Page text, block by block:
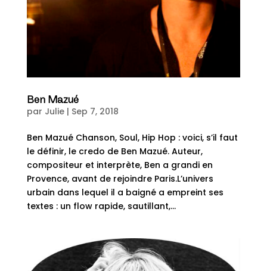
Ben Mazué
par Julie| Sep 7, 2018
Ben Mazué Chanson, Soul, Hip Hop : voici, s’il faut
le définir, le credo de Ben Mazué. Auteur,
compositeur et interprète, Ben a grandi en
Provence, avant de rejoindre Paris.L’univers
urbain dans lequel il a baigné a empreint ses
textes : un flow rapide, sautillant,...